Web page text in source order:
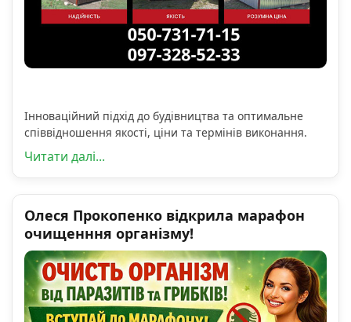
Інноваційний підхід до будівництва та оптимальне
співвідношення якості, ціни та термінів виконання.
Читати далі...
Олеся Прокопенко відкрила марафон
очищенння організму!